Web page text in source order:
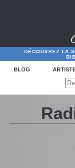
DÉCOUVREZ LA
BLOG